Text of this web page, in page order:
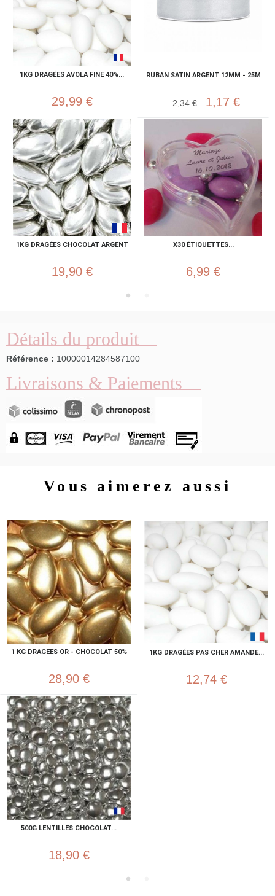
1KG DRAGÉES AVOLA FINE 40%...
29,99 €
RUBAN SATIN ARGENT 12MM - 25M
2,34 € 1,17 €
1KG DRAGÉES CHOCOLAT ARGENT
19,90 €
X30 ÉTIQUETTES...
6,99 €
Détails du produit
Référence : 10000014284587100
Livraisons & Paiements
Vous aimerez aussi
1 KG DRAGEES OR - CHOCOLAT 50%
28,90 €
1KG DRAGÉES PAS CHER AMANDE...
12,74 €
500G LENTILLES CHOCOLAT...
18,90 €